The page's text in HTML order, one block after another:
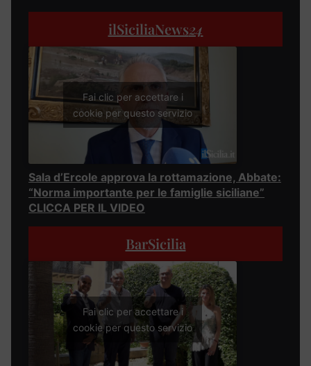
ilSiciliaNews24
Fai clic per accettare i
cookie per questo servizio
Sala d’Ercole approva la rottamazione, Abbate:
“Norma importante per le famiglie siciliane”
CLICCA PER IL VIDEO
BarSicilia
Fai clic per accettare i
cookie per questo servizio